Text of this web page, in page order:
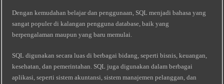
Dengan kemudahan belajar dan penggunaan, SQL menjadi bahasa yang
sangat populer di kalangan pengguna database, baik yang
berpengalaman maupun yang baru memulai.
SQL digunakan secara luas di berbagai bidang, seperti bisnis, keuangan,
kesehatan, dan pemerintahan. SQL juga digunakan dalam berbagai
aplikasi, seperti sistem akuntansi, sistem manajemen pelanggan, dan